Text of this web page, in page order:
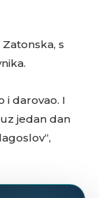
s
i darovao. I
jedan dan